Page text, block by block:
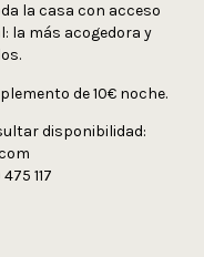
la casa con acceso
la más acogedora y
de 10€ noche.
disponibilidad:
117